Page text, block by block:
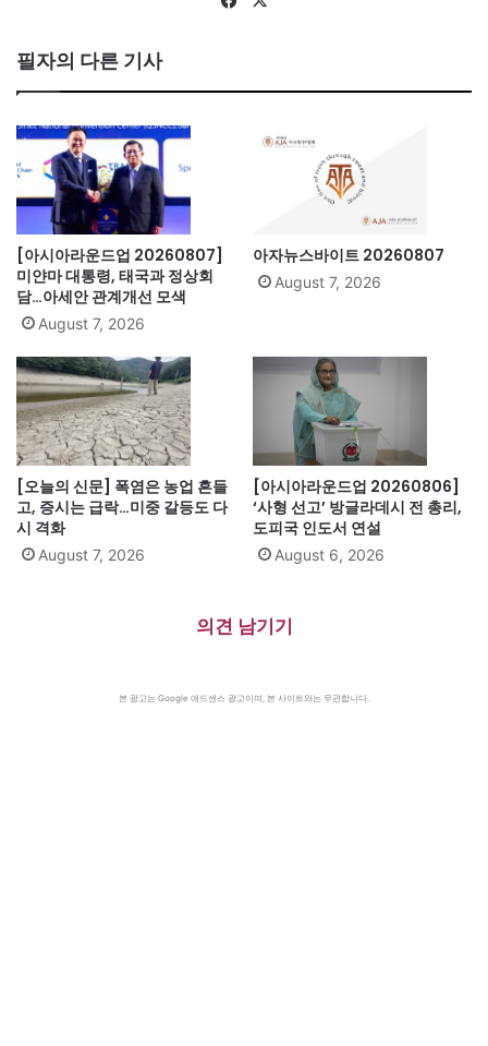
필자의 다른 기사
[아시아라운드업 20260807]
미얀마 대통령, 태국과 정상회
담…아세안 관계개선 모색
August 7, 2026
아자뉴스바이트 20260807
August 7, 2026
[오늘의 신문] 폭염은 농업 흔들
고, 증시는 급락…미중 갈등도 다
시 격화
August 7, 2026
[아시아라운드업 20260806]
‘사형 선고’ 방글라데시 전 총리,
도피국 인도서 연설
August 6, 2026
의견 남기기
본 광고는 Google 애드센스 광고이며, 본 사이트와는 무관합니다.